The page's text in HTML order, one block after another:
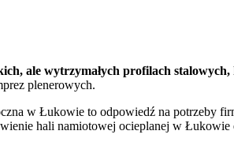
ale wytrzymałych profilach
plenerowych.
w Łukowie to odpowiedź na potrzeby
hali namiotowej ocieplanej w Łukowie